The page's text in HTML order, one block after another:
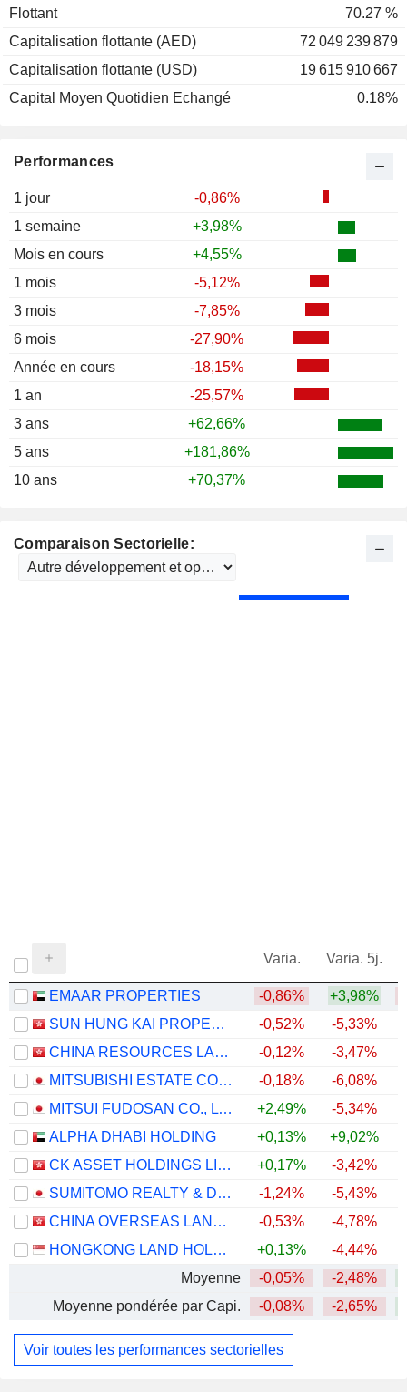
Performances
1 jour
-0,86%
1 semaine
+3,98%
Mois en cours
+4,55%
1 mois
-5,12%
3 mois
-7,85%
6 mois
-27,90%
Année en cours
-18,15%
1 an
-25,57%
3 ans
+62,66%
5 ans
+181,86%
10 ans
+70,37%
Flottant
70.27 %
Capitalisation flottante (AED)
72 049 239 879
Capitalisation flottante (USD)
19 615 910 667
Capital Moyen Quotidien Echangé
0.18%
Comparaison Sectorielle:
Varia. Varia. 5j.
EMAAR PROPERTIES -0,86% +3,98%
SUN HUNG KAI PROPERTIES LIMITED
-0,52% -5,33%
CHINA RESOURCES LAND LIMITED
-0,12% -3,47%
MITSUBISHI ESTATE CO., LTD.
-0,18% -6,08%
MITSUI FUDOSAN CO., LTD.
+2,49% -5,34%
ALPHA DHABI HOLDING
+0,13% +9,02%
CK ASSET HOLDINGS LIMITED
+0,17% -3,42%
SUMITOMO REALTY & DEVELOPMENT CO., LTD.
-1,24% -5,43%
CHINA OVERSEAS LAND & INVESTMENT LIMITED
-0,53% -4,78%
HONGKONG LAND HOLDINGS LIMITED
+0,13% -4,44%
Moyenne
-0,05% -2,48%
Moyenne pondérée par Capi.
-0,08% -2,65%
Voir toutes les performances sectorielles